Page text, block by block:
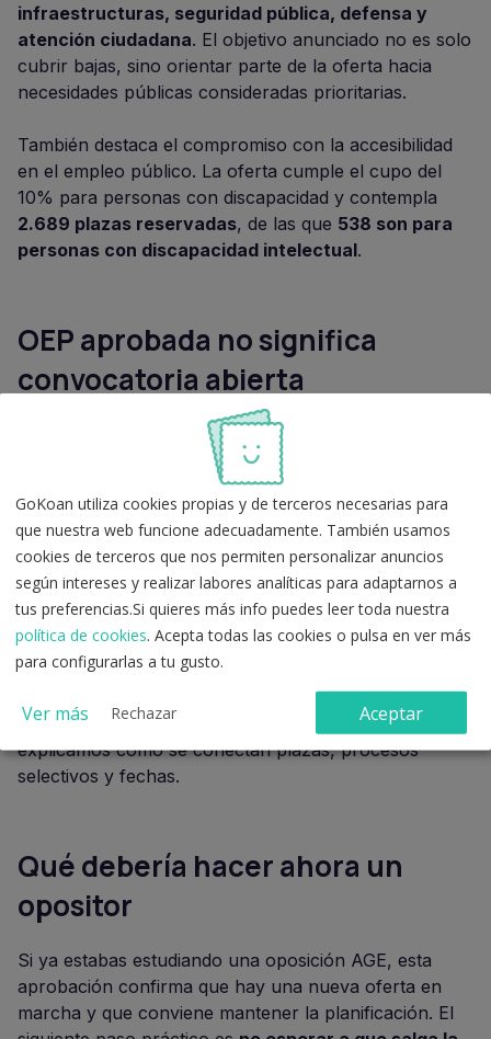
infraestructuras, seguridad pública, defensa y
atención ciudadana. El objetivo anunciado no es solo
cubrir bajas, sino orientar parte de la oferta hacia
necesidades públicas consideradas prioritarias.
También destaca el compromiso con la accesibilidad
en el empleo público. La oferta cumple el cupo del
10% para personas con discapacidad y contempla
2.689 plazas reservadas, de las que 538 son para
personas con discapacidad intelectual.
OEP aprobada no significa
convocatoria abierta
La aprobación y publicación de la OEP es un paso
No equivale a que ya esté abierto el plazo de
para todos los cuerpos. Después de la
oferta deben publicarse las convocatorias concretas,
con sus bases, requisitos, programa, sistema
selectivo, plazos de solicitud y calendario orientativo.
Por eso, si preparas Administrativo del Estado,
Auxiliar Administrativo del Estado, Gestión de la
Administración Civil del Estado u otros cuerpos de la
AGE, la clave ahora es seguir la publicación de cada
convocatoria. En nuestra guía de
convocatoria AGE
explicamos cómo se conectan plazas, procesos
selectivos y fechas.
Qué debería hacer ahora un
opositor
Si ya estabas estudiando una oposición AGE, esta
aprobación confirma que hay una nueva oferta en
marcha y que conviene mantener la planificación. El
GoKoan utiliza cookies propias y de terceros necesarias para
que nuestra web funcione adecuadamente. También usamos
cookies de terceros que nos permiten personalizar anuncios
según intereses y realizar labores analíticas para adaptarnos a
tus preferencias.Si quieres más info puedes leer toda nuestra
política de cookies. Acepta todas las cookies o pulsa en ver más
para configurarlas a tu gusto.
Ver más Rechazar Aceptar